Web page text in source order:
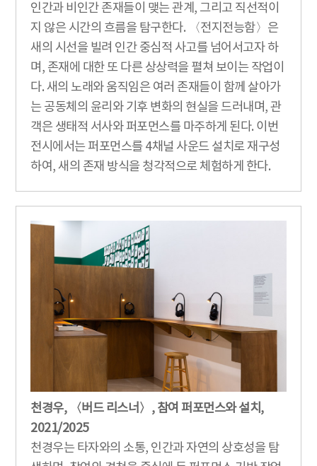
인간과 비인간 존재들이 맺는 관계, 그리고 직선적이
지 않은 시간의 흐름을 탐구한다. 〈전지전능함〉은
새의 시선을 빌려 인간 중심적 사고를 넘어서고자 하
며, 존재에 대한 또 다른 상상력을 펼쳐 보이는 작업이
다. 새의 노래와 움직임은 여러 존재들이 함께 살아가
는 공동체의 윤리와 기후 변화의 현실을 드러내며, 관
객은 생태적 서사와 퍼포먼스를 마주하게 된다. 이번
전시에서는 퍼포먼스를 4채널 사운드 설치로 재구성
하여, 새의 존재 방식을 청각적으로 체험하게 한다.
천경우, 〈버드 리스너〉, 참여 퍼포먼스와 설치,
2021/2025
천경우는 타자와의 소통, 인간과 자연의 상호성을 탐